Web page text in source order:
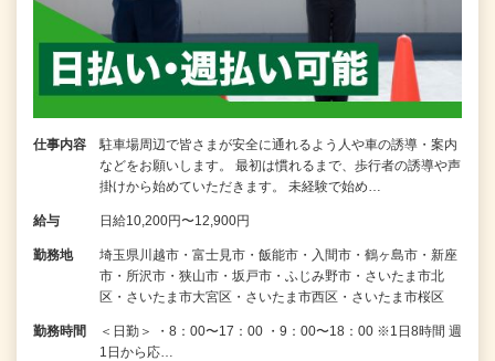
仕事内容
駐車場周辺で皆さまが安全に通れるよう人や車の誘導・案内
などをお願いします。 最初は慣れるまで、歩行者の誘導や声
掛けから始めていただきます。 未経験で始め…
給与 日給10,200円〜12,900円
勤務地
埼玉県川越市・富士見市・飯能市・入間市・鶴ヶ島市・新座
市・所沢市・狭山市・坂戸市・ふじみ野市・さいたま市北
区・さいたま市大宮区・さいたま市西区・さいたま市桜区
勤務時間
＜日勤＞ ・8：00〜17：00 ・9：00〜18：00 ※1日8時間 週
1日から応…